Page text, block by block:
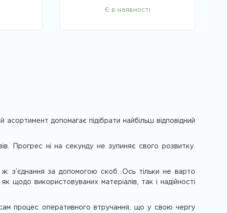
Є в наявності
допомагає підібрати найбільш відповідний
Прогрес ні на секунду не зупиняє свого розвитку.
з’єднання за допомогою скоб. Ось тільки не варто
щодо використовуваних матеріалів, так і надійності
сам процес оперативного втручання, що у свою чергу